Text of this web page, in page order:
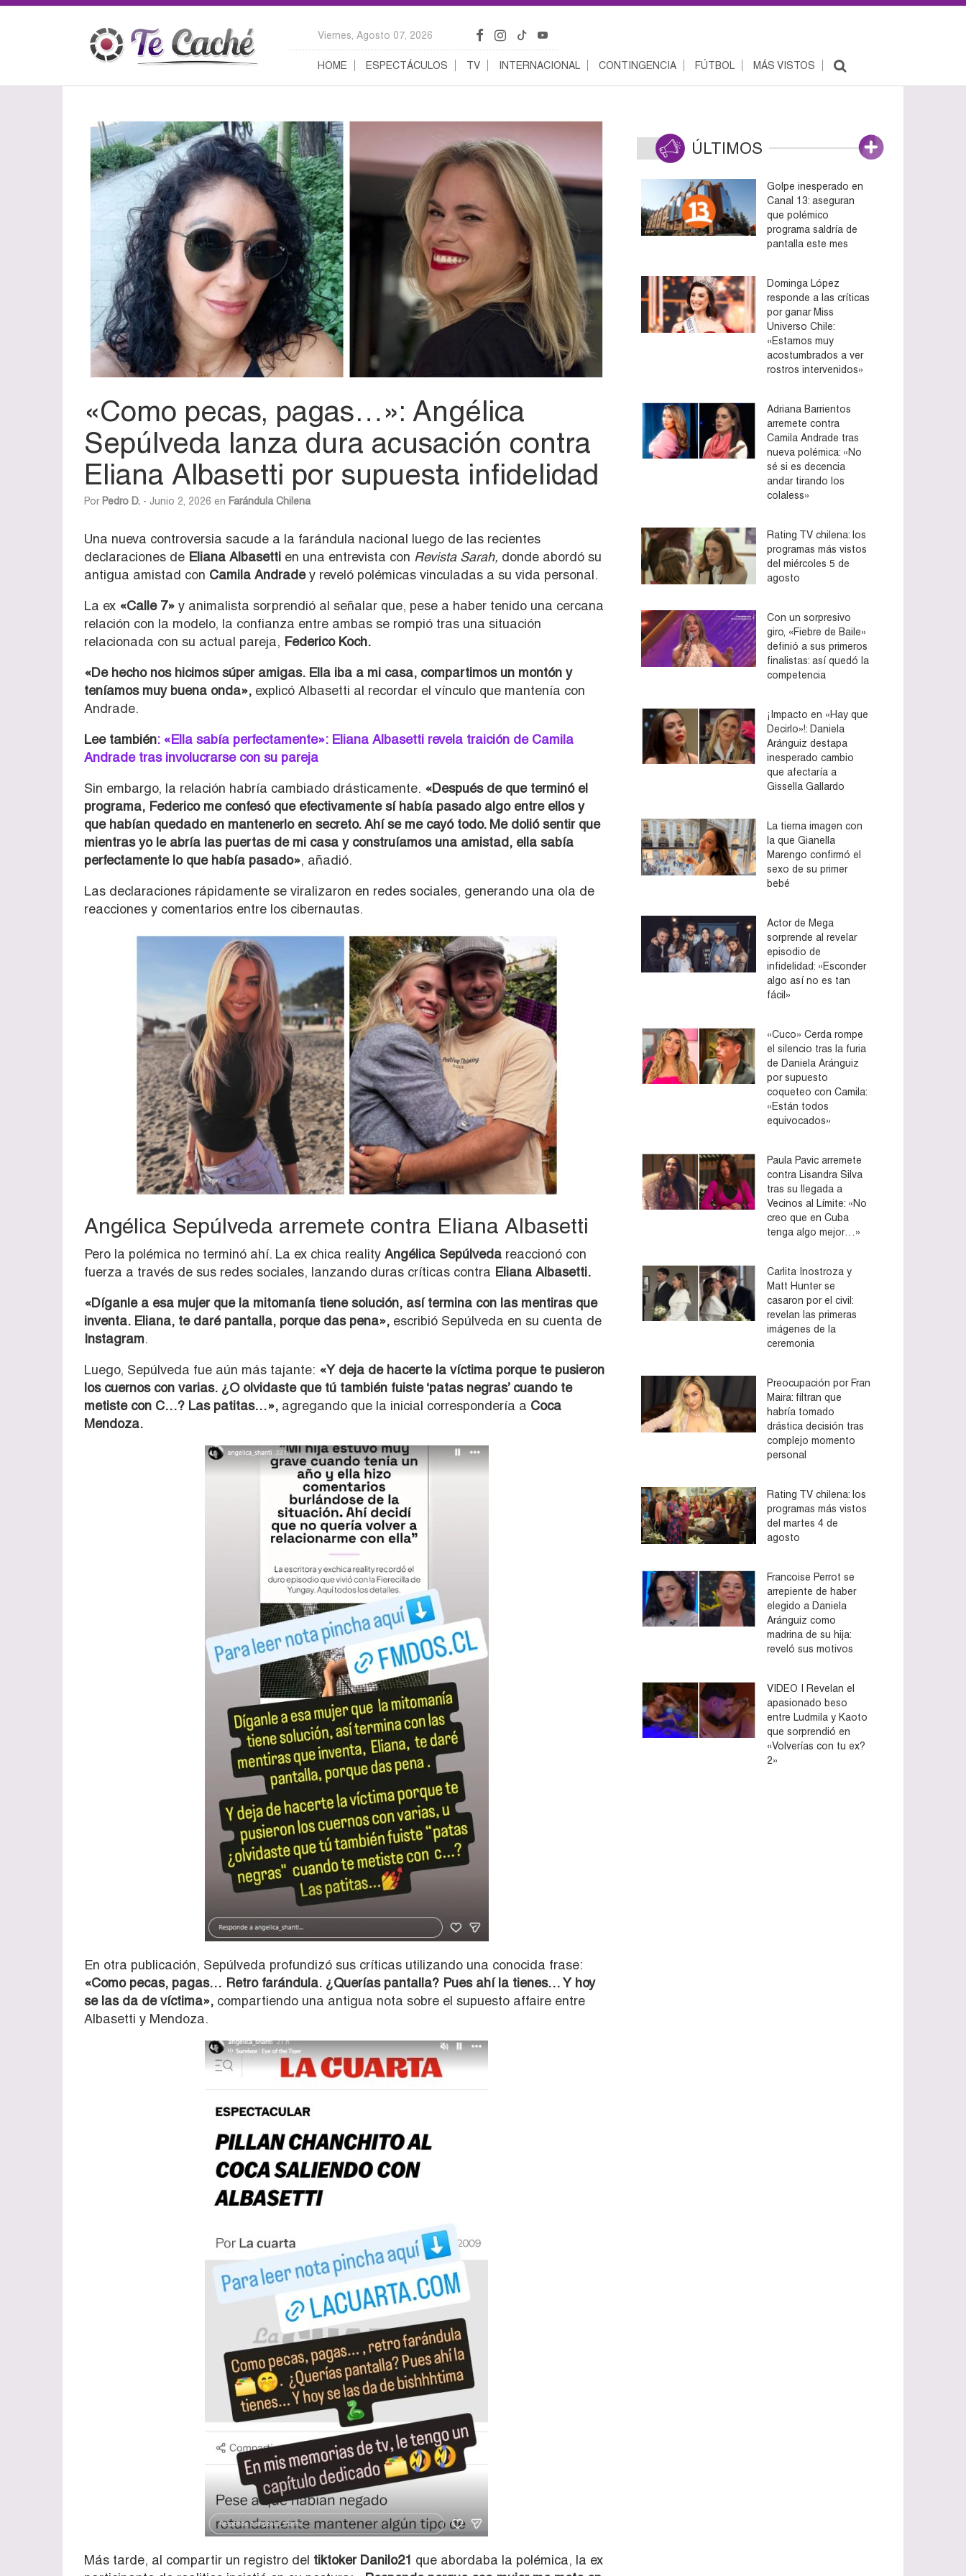
Viernes, Agosto 07, 2026
HOME ESPECTÁCULOS TV INTERNACIONAL CONTINGENCIA FÚTBOL MÁS VISTOS
«Como pecas, pagas…»: Angélica
Sepúlveda lanza dura acusación contra
Eliana Albasetti por supuesta infidelidad
Por Pedro D. - Junio 2, 2026 en Farándula Chilena
Una nueva controversia sacude a la farándula nacional luego de las recientes
declaraciones de Eliana Albasetti en una entrevista con Revista Sarah, donde abordó su
antigua amistad con Camila Andradey reveló polémicas vinculadas a su vida personal.
La ex «Calle 7» y animalista sorprendió al señalar que, pese a haber tenido una cercana
relación con la modelo, la confianza entre ambas se rompió tras una situación
relacionada con su actual pareja, Federico Koch.
«De hecho nos hicimos súper amigas. Ella iba a mi casa, compartimos un montón y
teníamos muy buena onda», explicó Albasetti al recordar el vínculo que mantenía con
Andrade.
Lee también: «Ella sabía perfectamente»: Eliana Albasetti revela traición de Camila
Andrade tras involucrarse con su pareja
Sin embargo, la relación habría cambiado drásticamente. «Después de que terminó el
programa, Federico me confesó que efectivamente sí había pasado algo entre ellos y
que habían quedado en mantenerlo en secreto. Ahí se me cayó todo. Me dolió sentir que
mientras yo le abría las puertas de mi casa y construíamos una amistad, ella sabía
perfectamente lo que había pasado», añadió.
Las declaraciones rápidamente se viralizaron en redes sociales, generando una ola de
reacciones y comentarios entre los cibernautas.
Angélica Sepúlveda arremete contra Eliana Albasetti
Pero la polémica no terminó ahí. La ex chica reality Angélica Sepúlveda reaccionó con
fuerza a través de sus redes sociales, lanzando duras críticas contra Eliana Albasetti.
«Díganle a esa mujer que la mitomanía tiene solución, así termina con las mentiras que
inventa. Eliana, te daré pantalla, porque das pena», escribió Sepúlveda en su cuenta de
Instagram.
Luego, Sepúlveda fue aún más tajante: «Y deja de hacerte la víctima porque te pusieron
los cuernos con varias. ¿O olvidaste que tú también fuiste ‘patas negras’ cuando te
metiste con C…? Las patitas…», agregando que la inicial correspondería a Coca
Mendoza.
En otra publicación, Sepúlveda profundizó sus críticas utilizando una conocida frase:
«Como pecas, pagas… Retro farándula. ¿Querías pantalla? Pues ahí la tienes… Y hoy
se las da de víctima», compartiendo una antigua nota sobre el supuesto affaire entre
Albasetti y Mendoza.
Más tarde, al compartir un registro del tiktoker Danilo21 que abordaba la polémica, la ex
ÚLTIMOS
Golpe inesperado en
Canal 13: aseguran
que polémico
programa saldría de
pantalla este mes
Dominga López
responde a las críticas
por ganar Miss
Universo Chile:
«Estamos muy
acostumbrados a ver
rostros intervenidos»
Adriana Barrientos
arremete contra
Camila Andrade tras
nueva polémica: «No
sé si es decencia
andar tirando los
colaless»
Rating TV chilena: los
programas más vistos
del miércoles 5 de
agosto
Con un sorpresivo
giro, «Fiebre de Baile»
definió a sus primeros
finalistas: así quedó la
competencia
¡Impacto en «Hay que
Decirlo»!: Daniela
Aránguiz destapa
inesperado cambio
que afectaría a
Gissella Gallardo
La tierna imagen con
la que Gianella
Marengo confirmó el
sexo de su primer
bebé
Actor de Mega
sorprende al revelar
episodio de
infidelidad: «Esconder
algo así no es tan
fácil»
«Cuco» Cerda rompe
el silencio tras la furia
de Daniela Aránguiz
por supuesto
coqueteo con Camila:
«Están todos
equivocados»
Paula Pavic arremete
contra Lisandra Silva
tras su llegada a
Vecinos al Límite: «No
creo que en Cuba
tenga algo mejor…»
Carlita Inostroza y
Matt Hunter se
casaron por el civil:
revelan las primeras
imágenes de la
ceremonia
Preocupación por Fran
Maira: filtran que
habría tomado
drástica decisión tras
complejo momento
personal
Rating TV chilena: los
programas más vistos
del martes 4 de
agosto
Francoise Perrot se
arrepiente de haber
elegido a Daniela
Aránguiz como
madrina de su hija:
reveló sus motivos
VIDEO | Revelan el
apasionado beso
entre Ludmila y Kaoto
que sorprendió en
«Volverías con tu ex?
2»